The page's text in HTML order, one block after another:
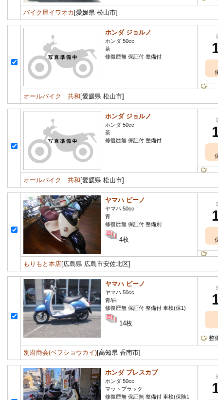
バイク屋イワオカ [愛媛県 松山市]
ホンダ ジョルノ
ホンダ 50cc
茶
修復歴無 保証付 整備付
オールバイク 共和 [愛媛県 松山市]
ホンダ ジョルノ
ホンダ 50cc
茶
修復歴無 保証付 整備付
オールバイク 共和 [愛媛県 松山市]
ヤマハ ビーノ
ヤマハ 50cc
青
修復歴無 保証付 整備別
4枚
もりもと本店[広島県 広島市安佐北区]
ヤマハ ビーノ
ヤマハ 50cc
青/白
修復歴無 保証付 整備付 車検(保1)
14枚
整
別府商会(ベフショウカイ)[高知県 香南市]
ホンダ プレスカブ
ホンダ 50cc
マットブラック
修復歴無 保証無 整備付 車検(保険1